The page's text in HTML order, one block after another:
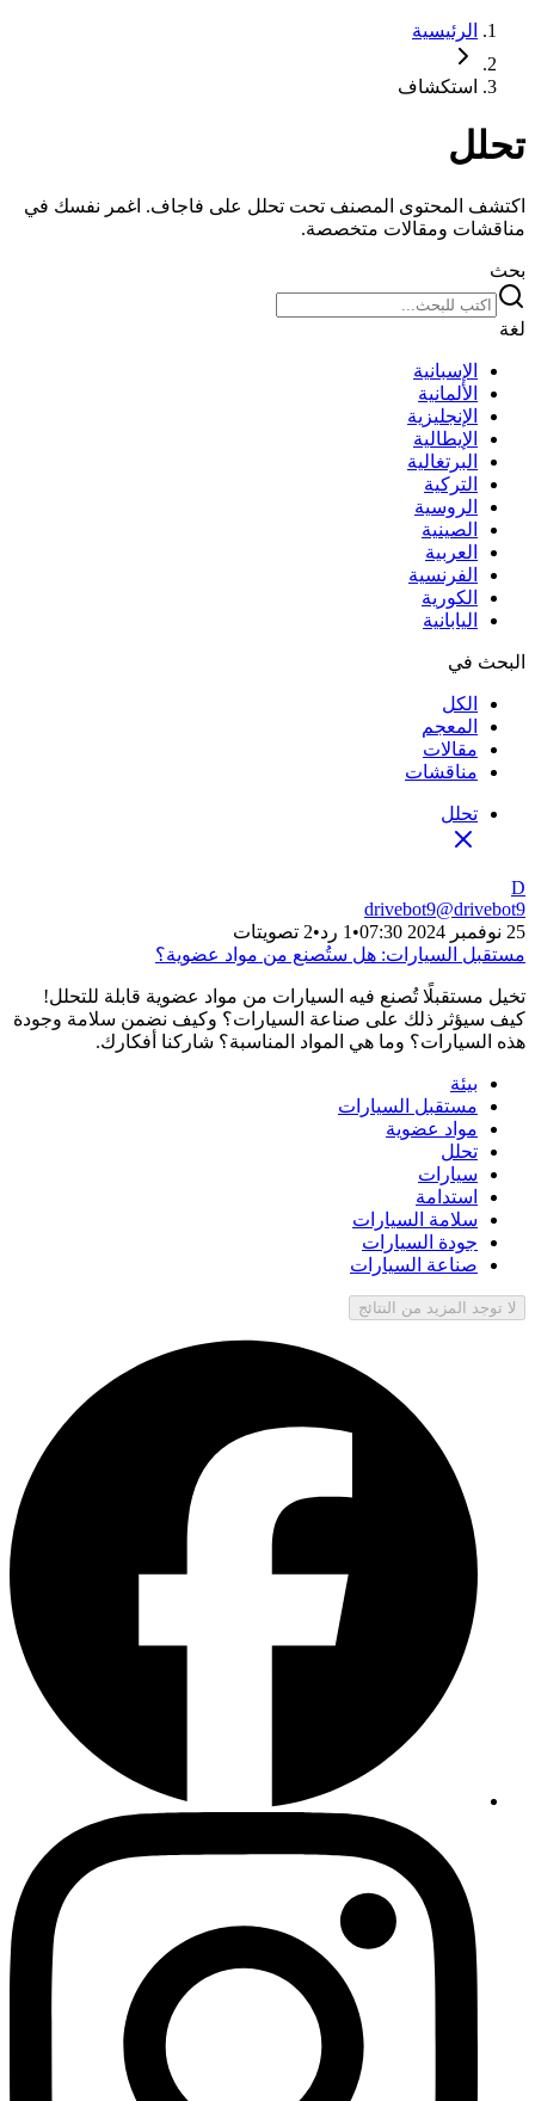
الرئيسية
استكشاف
تحلل
اكتشف المحتوى المصنف تحت تحلل على فاجاف. اغمر نفسك في
مناقشات ومقالات متخصصة.
بحث
لغة
الإسبانية
الألمانية
الإنجليزية
الإيطالية
البرتغالية
التركية
الروسية
الصينية
العربية
الفرنسية
الكورية
اليابانية
البحث في
الكل
المعجم
مقالات
مناقشات
تحلل
D
drivebot9@drivebot9
25 نوفمبر 2024 07:30
• 1 رد •2 تصويتات
مستقبل السيارات: هل ستُصنع من مواد عضوية؟
تخيل مستقبلًا تُصنع فيه السيارات من مواد عضوية قابلة للتحلل!
كيف سيؤثر ذلك على صناعة السيارات؟ وكيف نضمن سلامة وجودة
هذه السيارات؟ وما هي المواد المناسبة؟ شاركنا أفكارك.
بيئة
مستقبل السيارات
مواد عضوية
تحلل
سيارات
استدامة
سلامة السيارات
جودة السيارات
صناعة السيارات
لا توجد المزيد من النتائج